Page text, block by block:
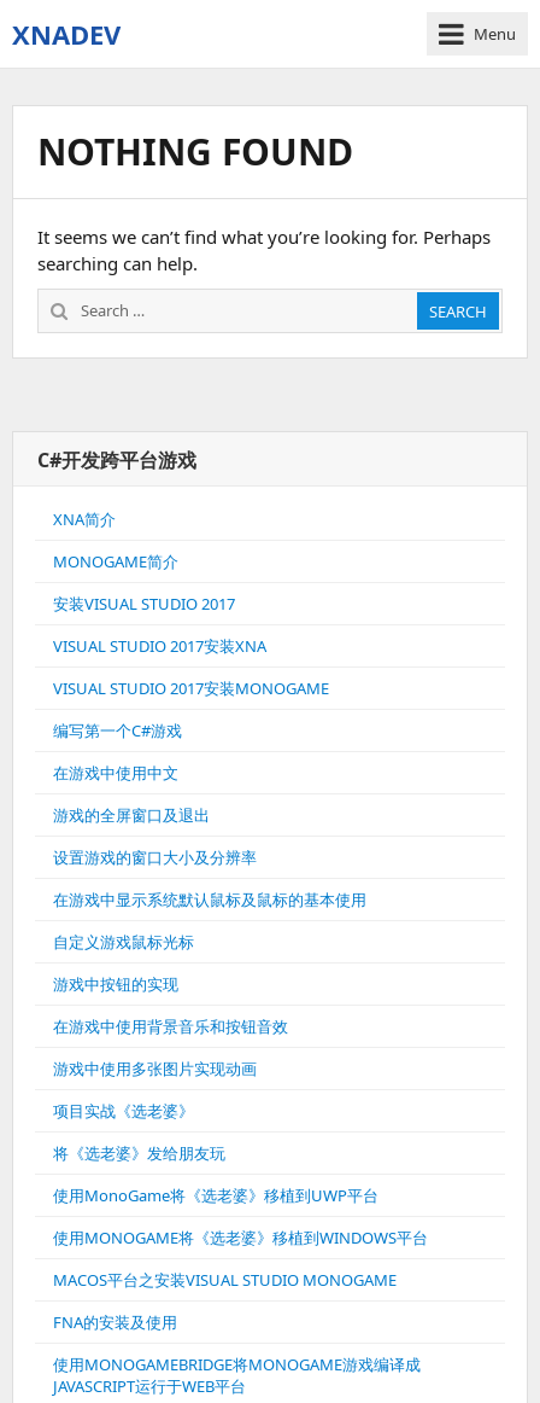
XNADEV Menu
NOTHING FOUND
It seems we can’t find what you’re looking for. Perhaps
searching can help.
Search
for:
SEARCH
C#开发跨平台游戏
XNA简介
MONOGAME简介
安装VISUAL STUDIO 2017
VISUAL STUDIO 2017安装XNA
VISUAL STUDIO 2017安装MONOGAME
编写第一个C#游戏
在游戏中使用中文
游戏的全屏窗口及退出
设置游戏的窗口大小及分辨率
在游戏中显示系统默认鼠标及鼠标的基本使用
自定义游戏鼠标光标
游戏中按钮的实现
在游戏中使用背景音乐和按钮音效
游戏中使用多张图片实现动画
项目实战《选老婆》
将《选老婆》发给朋友玩
使用MonoGame将《选老婆》移植到UWP平台
使用MONOGAME将《选老婆》移植到WINDOWS平台
MACOS平台之安装VISUAL STUDIO MONOGAME
FNA的安装及使用
使用MONOGAMEBRIDGE将MONOGAME游戏编译成
JAVASCRIPT运行于WEB平台